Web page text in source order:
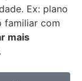
Ex: plano
familiar com
mais